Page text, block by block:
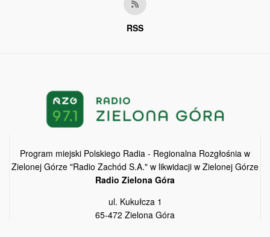
RSS
Program miejski Polskiego Radia - Regionalna Rozgłośnia w
Zielonej Górze "Radio Zachód S.A." w likwidacji w Zielonej Górze
Radio Zielona Góra
ul. Kukułcza 1
65-472 Zielona Góra